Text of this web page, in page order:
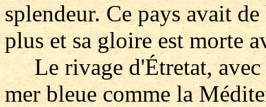
splendeur. Ce pays avait
plus et sa gloire est morte
Le rivage d'Étretat, avec
mer bleue comme la